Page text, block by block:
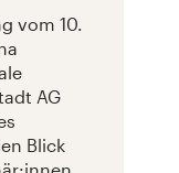
vom 10.
AG
Blick